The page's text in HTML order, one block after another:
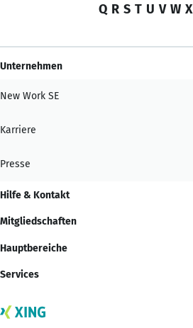
Q R S T U V W X
Unternehmen
New Work SE
Karriere
Presse
Hilfe & Kontakt
Mitgliedschaften
Hauptbereiche
Services